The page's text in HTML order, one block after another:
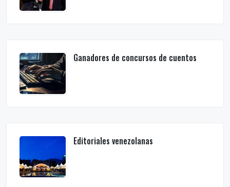
Ganadores de concursos de cuentos
Editoriales venezolanas